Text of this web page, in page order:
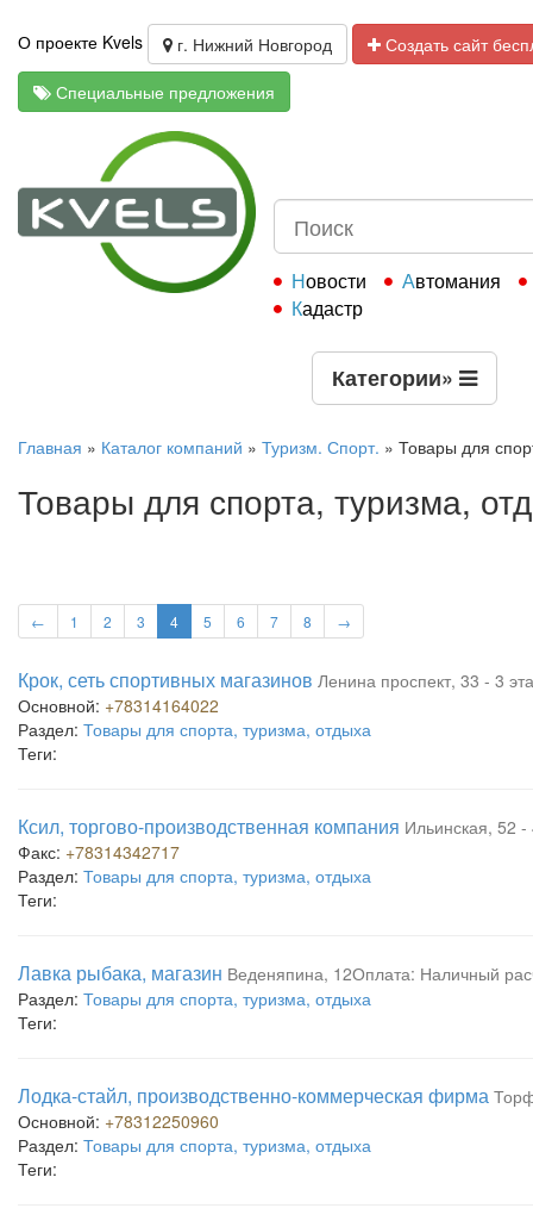
О проекте Kvels г. Нижний Новгород
Создать сайт
Специальные предложения
Новости
Автомания
Кадастр
Категории»
Главная » Каталог компаний » Туризм. Спорт. » Товары для
Товары для спорта, туризма,
← 1 2 3 4 5 6 7 8 →
Крок, сеть спортивных магазинов Ленина проспект, 33 - 3
Основной: +78314164022
Раздел: Товары для спорта, туризма, отдыха
Теги:
Ксил, торгово-производственная компания Ильинская, 52
Факс: +78314342717
Раздел: Товары для спорта, туризма, отдыха
Теги:
Лавка рыбака, магазин Веденяпина, 12Оплата: Наличный
Раздел: Товары для спорта, туризма, отдыха
Теги:
Лодка-стайл, производственно-коммерческая фирма
Основной: +78312250960
Раздел: Товары для спорта, туризма, отдыха
Теги: